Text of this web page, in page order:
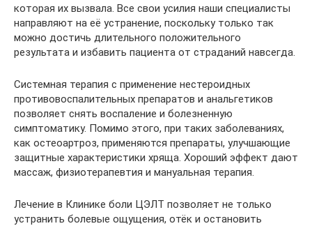
которая их вызвала. Все свои усилия наши специалисты
направляют на её устранение, поскольку только так
можно достичь длительного положительного
результата и избавить пациента от страданий навсегда.
Системная терапия с применение нестероидных
противовоспалительных препаратов и анальгетиков
позволяет снять воспаление и болезненную
симптоматику. Помимо этого, при таких заболеваниях,
как остеоартроз, применяются препараты, улучшающие
защитные характеристики хряща. Хороший эффект дают
массаж, физиотерапевтия и мануальная терапия.
Лечение в Клинике боли ЦЭЛТ позволяет не только
устранить болевые ощущения, отёк и остановить